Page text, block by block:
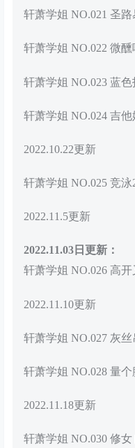
轩萧学姐 NO.021 圣
轩萧学姐 NO.022 微
轩萧学姐 NO.023 蓝
轩萧学姐 NO.024 吉
2022.10.22更新
轩萧学姐 NO.025 竞泳
2022.11.5更新
2022.11.03日更新：
轩萧学姐 NO.026 高
2022.11.10更新
轩萧学姐 NO.027 灰
轩萧学姐 NO.028 量
2022.11.18更新
轩萧学姐 NO.030 修女